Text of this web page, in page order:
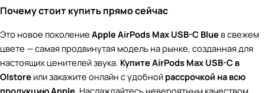
Почему стоит купить прямо сейчас
Это новое поколение Apple AirPods Max USB-C Blue в свежем
цвете — самая продвинутая модель на рынке, созданная для
настоящих ценителей звука. Купите AirPods Max USB-C в
O|store или закажите онлайн с удобной рассрочкой на всю
продукцию Apple. Наслаждайтесь невероятным качеством